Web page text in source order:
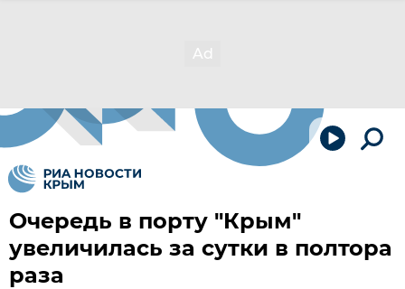
Очередь в порту "Крым"
увеличилась за сутки в полтора
раза